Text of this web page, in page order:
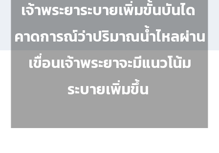
เจ้าพระยาระบายเพิ่มขั้นบันได
คาดการณ์ว่าปริมาณน้ำไหลผ่าน
เขื่อนเจ้าพระยาจะมีแนวโน้ม
ระบายเพิ่มขึ้น